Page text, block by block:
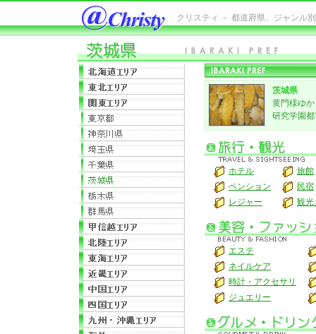
クリスティ － 都道府県、ジャンル
茨城県
黄門様ゆ
研究学園
ホテル
旅館
ペンション
民宿
レジャー
観光
エステ
ネイルケア
時計・アクセサリ
ジュエリー